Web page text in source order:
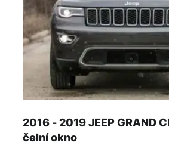
2016 - 2019 JEEP GRAND